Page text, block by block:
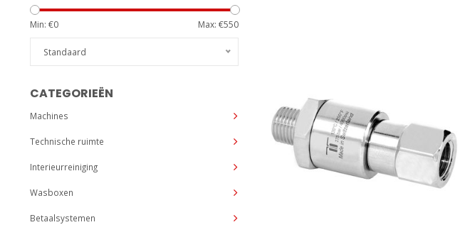
Min: €0 Max: €550
Standaard
CATEGORIEËN
Machines
Technische ruimte
Interieurreiniging
Wasboxen
Betaalsystemen